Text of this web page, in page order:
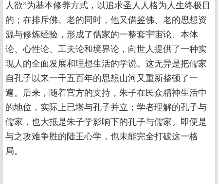
人欲”为基本修养方式，以追求圣人人格为人生终极目
的；在排斥佛、老的同时，他又借鉴佛、老的思想资
源与修炼经验，形成了儒家的一整套宇宙论、本体
论、心性论、工夫论和境界论，向世人提供了一种实
现人的全面发展和理想生活的学说。这无异是把儒家
自孔子以来一千五百年的思想山河又重新整顿了一
遍。后来，随着官方的支持，朱子在民众精神生活中
的地位，实际上已堪与孔子并立；学者理解的孔子与
儒家，也大抵是朱子学影响下的孔子与儒家。即便是
与之攻难争胜的陆王心学，也未能完全打破这一格
局。